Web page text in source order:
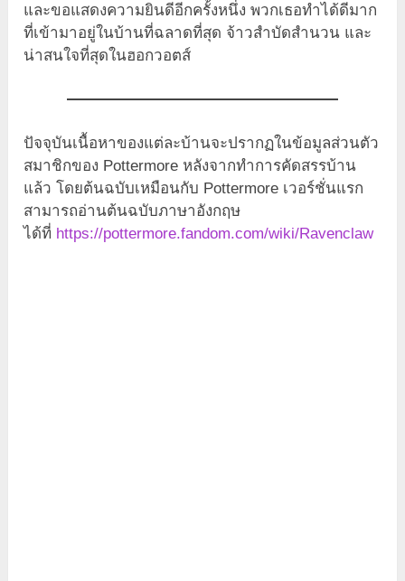
และขอแสดงความยินดีอีกครั้งหนึ่ง พวกเธอทำได้ดีมาก
ที่เข้ามาอยู่ในบ้านที่ฉลาดที่สุด จ้าวสำบัดสำนวน และ
น่าสนใจที่สุดในฮอกวอตส์
ปัจจุบันเนื้อหาของแต่ละบ้านจะปรากฏในข้อมูลส่วนตัว
สมาชิกของ Pottermore หลังจากทำการคัดสรรบ้าน
แล้ว โดยต้นฉบับเหมือนกับ Pottermore เวอร์ชั่นแรก
สามารถอ่านต้นฉบับภาษาอังกฤษ
ได้ที่ https://pottermore.fandom.com/wiki/Ravenclaw